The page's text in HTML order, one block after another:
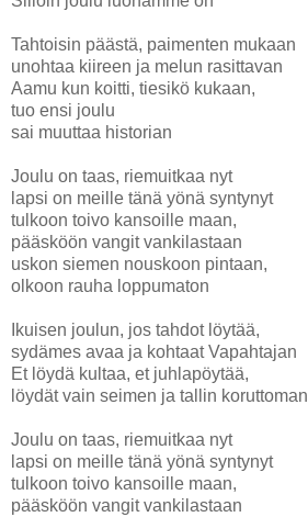
Tahtoisin päästä, paimenten mukaan
unohtaa kiireen ja melun rasittavan
Aamu kun koitti, tiesikö kukaan,
tuo ensi joulu
sai muuttaa historian
Joulu on taas, riemuitkaa nyt
lapsi on meille tänä yönä syntynyt
tulkoon toivo kansoille maan,
pääsköön vangit vankilastaan
uskon siemen nouskoon pintaan,
olkoon rauha loppumaton
Ikuisen joulun, jos tahdot löytää,
sydämes avaa ja kohtaat Vapahtajan
Et löydä kultaa, et juhlapöytää,
löydät vain seimen ja tallin koruttoman
Joulu on taas, riemuitkaa nyt
lapsi on meille tänä yönä syntynyt
tulkoon toivo kansoille maan,
pääsköön vangit vankilastaan